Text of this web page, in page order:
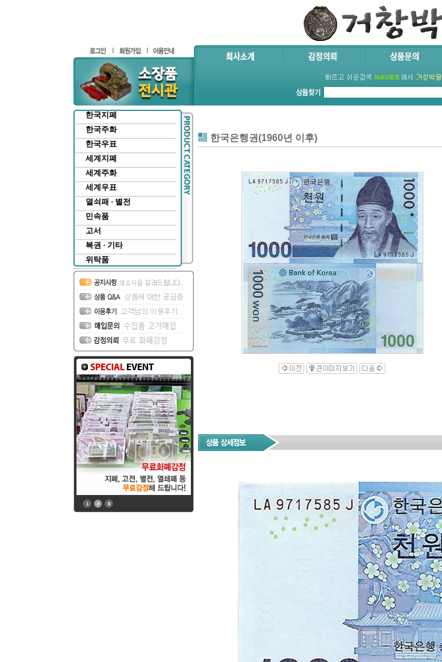
한국지폐
한국주화
한국우표
세계지폐
세계주화
세계우표
열쇠패 · 별전
민속품
고서
복권 · 기타
위탁품
한국은행권(1960년 이후)